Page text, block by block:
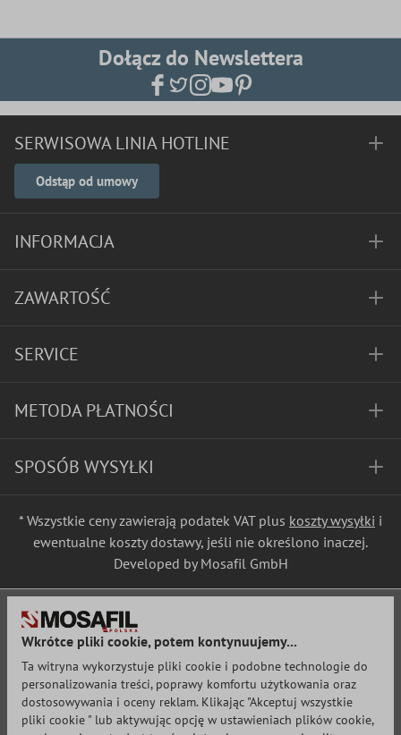
Dołącz do Newslettera
SERWISOWA LINIA HOTLINE
Odstąp od umowy
INFORMACJA
ZAWARTOŚĆ
SERVICE
METODA PŁATNOŚCI
SPOSÓB WYSYŁKI
* Wszystkie ceny zawierają podatek VAT plus koszty wysyłki i
ewentualne koszty dostawy, jeśli nie określono inaczej.
Developed by Mosafil GmbH
Wkrótce pliki cookie, potem kontynuujemy...
Ta witryna wykorzystuje pliki cookie i podobne technologie do
personalizowania treści, poprawy komfortu użytkowania oraz
dostosowywania i oceny reklam. Klikając "Akceptuj wszystkie
pliki cookie " lub aktywując opcję w ustawieniach plików cookie,